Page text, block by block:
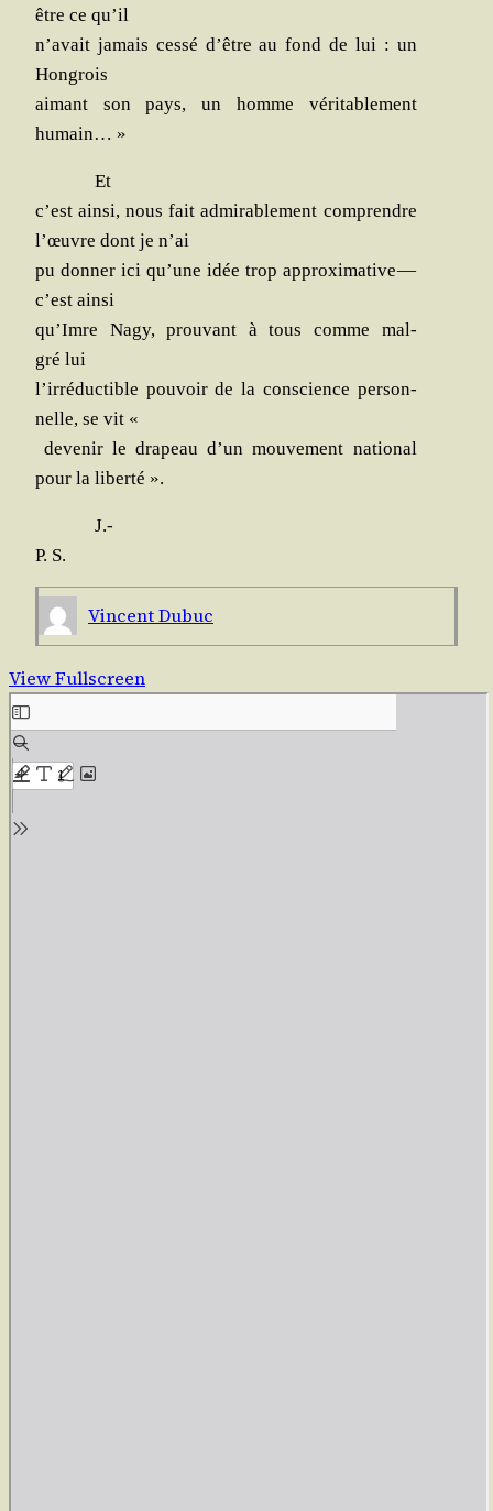
être ce qu’il
n’a­vait jamais ces­sé d’être au fond de lui : un
Hongrois
aimant son pays, un homme véri­ta­ble­ment
humain… »
Et
c’est ain­si, nous fait admi­ra­ble­ment com­prendre
l’œuvre dont je n’ai
pu don­ner ici qu’une idée trop approxi­ma­tive —
c’est ainsi
qu’Imre Nagy, prou­vant à tous comme mal­
gré lui
l’ir­ré­duc­tible pou­voir de la conscience per­son­
nelle, se vit «
deve­nir le dra­peau d’un mou­ve­ment natio­nal
pour la liberté ».
J.-
P. S.
Vincent Dubuc
View Fullscreen